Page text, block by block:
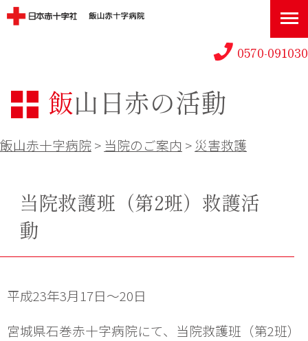
0570-091030
飯山日赤の活動
飯山赤十字病院> 当院のご案内 > 災害救護
当院救護班（第2班）救護活
動
平成23年3月17日～20日
宮城県石巻赤十字病院にて、当院救護班（第2班）